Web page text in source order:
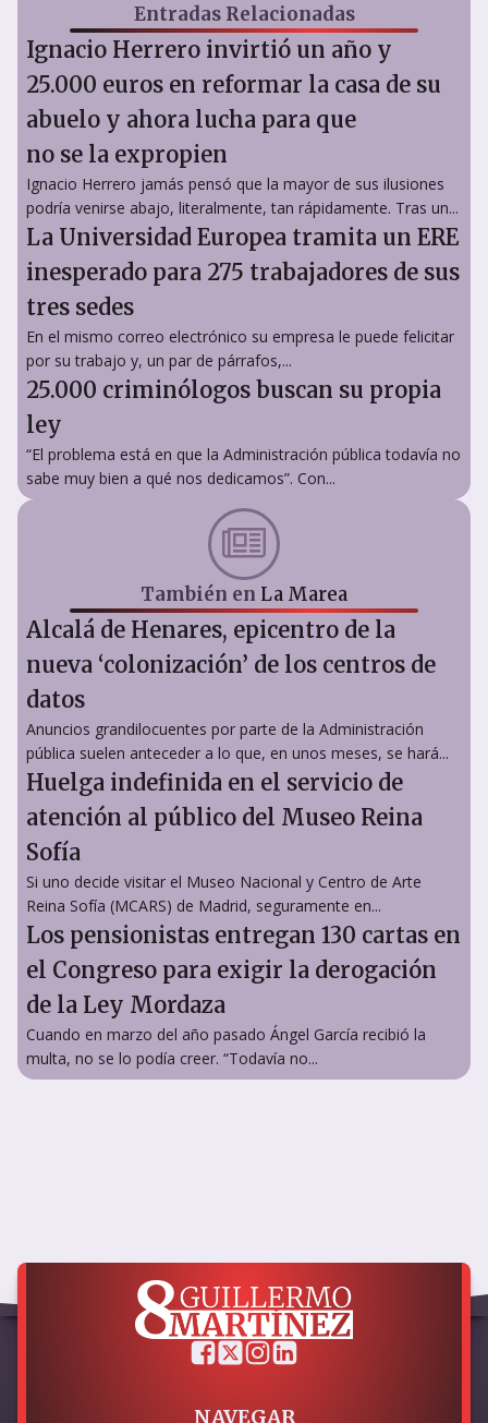
Entradas Relacionadas
Ignacio Herrero invirtió un año y
25.000 euros en reformar la casa de su
abuelo y ahora lucha para que
no se la expropien
Ignacio Herrero jamás pensó que la mayor de sus ilusiones
podría venirse abajo, literalmente, tan rápidamente. Tras un...
La Universidad Europea tramita un ERE
inesperado para 275 trabajadores de sus
tres sedes
En el mismo correo electrónico su empresa le puede felicitar
por su trabajo y, un par de párrafos,...
25.000 criminólogos buscan su propia
ley
“El problema está en que la Administración pública todavía no
sabe muy bien a qué nos dedicamos”. Con...
También en La Marea
Alcalá de Henares, epicentro de la
nueva ‘colonización’ de los centros de
datos
Anuncios grandilocuentes por parte de la Administración
pública suelen anteceder a lo que, en unos meses, se hará...
Huelga indefinida en el servicio de
atención al público del Museo Reina
Sofía
Si uno decide visitar el Museo Nacional y Centro de Arte
Reina Sofía (MCARS) de Madrid, seguramente en...
Los pensionistas entregan 130 cartas en
el Congreso para exigir la derogación
de la Ley Mordaza
Cuando en marzo del año pasado Ángel García recibió la
multa, no se lo podía creer. “Todavía no...
NAVEGAR